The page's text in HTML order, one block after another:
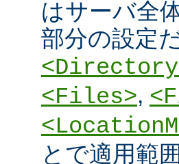
はサーバ全
部分の設定
<Files>,
とで適用範